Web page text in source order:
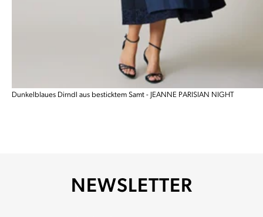
Dunkelblaues Dirndl aus besticktem Samt - JEANNE PARISIAN NIGHT
NEWSLETTER